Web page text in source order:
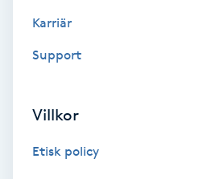
Klangmassage
Klippning & Slingor
Klippning ungdom
Karriär
Support
Villkor
Etisk policy